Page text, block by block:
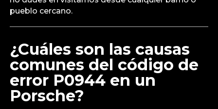
problema puede ser causado por una fuga en las
líneas de transmisión o un mal funcionamiento de
la bomba de presión. Como taller especializado
reparar este tipo de averías. Es crucial abordar
este problema de inmediato para evitar daños
mayores en la transmisión. Si resides en Madrid,
no dudes en visitarnos desde cualquier barrio o
pueblo cercano.